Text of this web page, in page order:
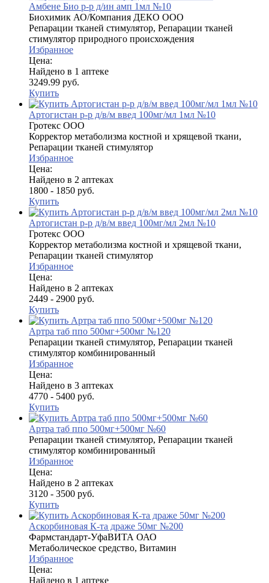
Амбене Био р-р д/ин амп 1мл №10
Биохимик АО/Компания ДЕКО ООО
Репарации тканей стимулятор, Репарации тканей
стимулятор природного происхождения
Избранное
Цена:
Найдено в 1 аптеке
3249.99 руб.
Купить
Артогистан р-р д/в/м введ 100мг/мл 1мл №10
Гротекс ООО
Корректор метаболизма костной и хрящевой ткани,
Репарации тканей стимулятор
Избранное
Цена:
Найдено в 2 аптеках
1800 - 1850 руб.
Купить
Артогистан р-р д/в/м введ 100мг/мл 2мл №10
Гротекс ООО
Корректор метаболизма костной и хрящевой ткани,
Репарации тканей стимулятор
Избранное
Цена:
Найдено в 2 аптеках
2449 - 2900 руб.
Купить
Артра таб ппо 500мг+500мг №120
Репарации тканей стимулятор, Репарации тканей
стимулятор комбинированный
Избранное
Цена:
Найдено в 3 аптеках
4770 - 5400 руб.
Купить
Артра таб ппо 500мг+500мг №60
Репарации тканей стимулятор, Репарации тканей
стимулятор комбинированный
Избранное
Цена:
Найдено в 2 аптеках
3120 - 3500 руб.
Купить
Аскорбиновая К-та драже 50мг №200
Фармстандарт-УфаВИТА ОАО
Метаболическое средство, Витамин
Избранное
Цена:
Найдено в 1 аптеке